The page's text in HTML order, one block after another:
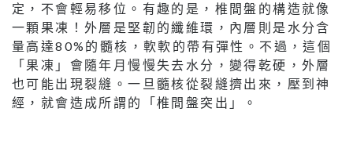
定，不會輕易移位。有趣的是，椎間盤的構造就像
一顆果凍！外層是堅韌的纖維環，內層則是水分含
量高達80%的髓核，軟軟的帶有彈性。不過，這個
「果凍」會隨年月慢慢失去水分，變得乾硬，外層
也可能出現裂縫。一旦髓核從裂縫擠出來，壓到神
經，就會造成所謂的「椎間盤突出」。